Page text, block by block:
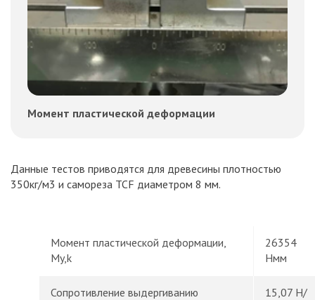
Момент пластической деформации
Данные тестов приводятся для древесины плотностью
350кг/м3 и самореза TCF диаметром 8 мм.
Момент пластической деформации,
My,k
26354
Нмм
Сопротивление выдергиванию
15,07 Н/